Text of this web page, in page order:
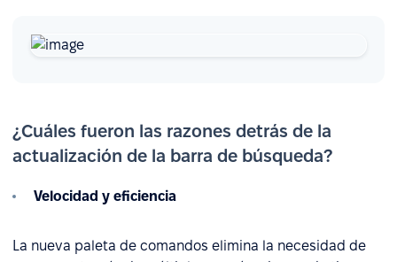
¿Cuáles fueron las razones detrás de la
actualización de la barra de búsqueda?
Velocidad y eficiencia
La nueva paleta de comandos elimina la necesidad de